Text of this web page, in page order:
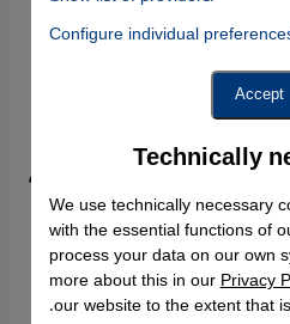
بشار الأسد بعض
على الأرض في شهر
2013 ولقاء مراسل صحيفة
لشؤون الشرق الأوسط،
الجنود وزيارته
أجرى معه
التالي.
Technically
We use technically necessary
with the essential functions of
process your data on our own
more about this in ourPrivacy
our website to the extent that
Instagram Embed, Twitter
Facebook Embed
Configure individual
Accept